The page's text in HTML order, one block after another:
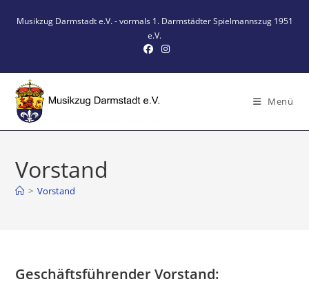
InhaltMusikzug Darmstadt e.V. - vormals 1. Darmstädter Spielmannszug 1951
e.V.
Menü
Vorstand
> Vorstand
Geschäftsführender Vorstand: